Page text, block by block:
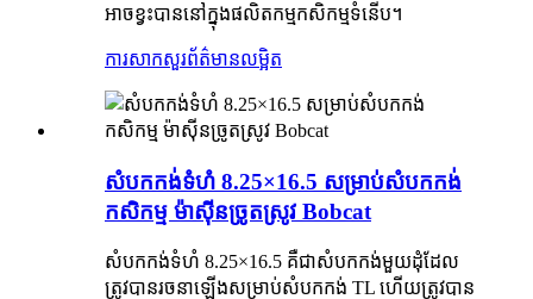
អាចខ្វះបាននៅក្នុងផលិតកម្មកសិកម្មទំនើប។
ការសាកសួរព័ត៌មានលម្អិត
សំបកកង់ទំហំ 8.25×16.5 សម្រាប់សំបកកង់
កសិកម្ម ម៉ាស៊ីនច្រូតស្រូវ Bobcat
សំបកកង់ទំហំ 8.25×16.5 គឺជាសំបកកង់មួយដុំដែល
ត្រូវបានរចនាឡើងសម្រាប់សំបកកង់ TL ហើយត្រូវបាន